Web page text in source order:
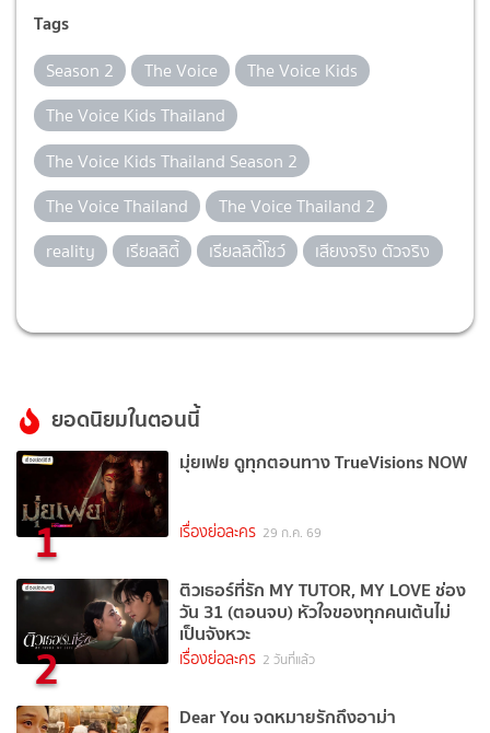
Tags
Season 2 The Voice
The Voice Kids
The Voice Kids Thailand
The Voice Kids Thailand Season 2
The Voice Thailand
The Voice Thailand 2
reality
เรียลลิตี้ เรียลลิตี้โชว์ เสียงจริง ตัวจริง
ยอดนิยมในตอนนี้
1
มุ่ยเฟย ดูทุกตอนทาง TrueVisions NOW
เรื่องย่อละคร 29 ก.ค. 69
2
ติวเธอร์ที่รัก MY TUTOR, MY LOVE ช่อง
วัน 31 (ตอนจบ) หัวใจของทุกคนเต้นไม่
เป็นจังหวะ
เรื่องย่อละคร 2 วันที่แล้ว
Dear You จดหมายรักถึงอาม่า